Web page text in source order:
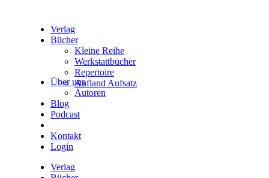
Verlag
Bücher
Kleine Reihe
Werkstattbücher
Repertoire
Aufland Aufsatz
Über uns
Autoren
Blog
Podcast
Kontakt
Login
Verlag